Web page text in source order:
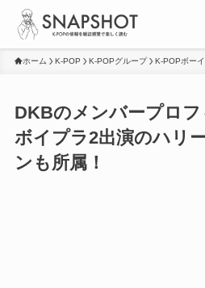
ホーム K-POP K-POPグループ K-POPボー
DKBのメンバープロフ
ボイプラ2出演のハリ
ンも所属！